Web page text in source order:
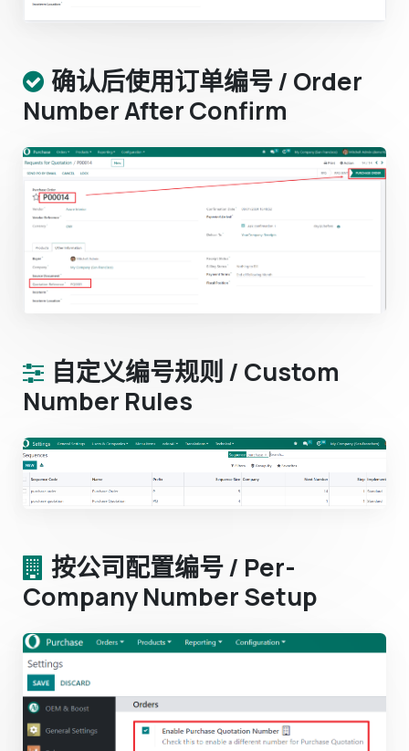
确认后使用订单编号 / Order
Number After Confirm
自定义编号规则 / Custom
Number Rules
按公司配置编号 / Per-
Company Number Setup